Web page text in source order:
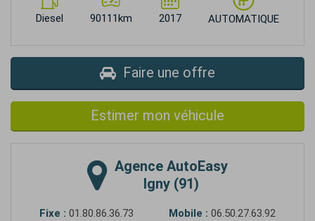
Diesel 90111km 2017 AUTOMATIQUE
Faire une offre
Estimer mon véhicule
Agence AutoEasy
Igny (91)
Fixe : 01.80.86.36.73 Mobile : 06.50.27.63.92